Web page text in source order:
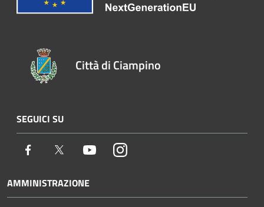
Città di Ciampino
SEGUICI SU
Facebook Twitter YoutubeInstagram
AMMINISTRAZIONE